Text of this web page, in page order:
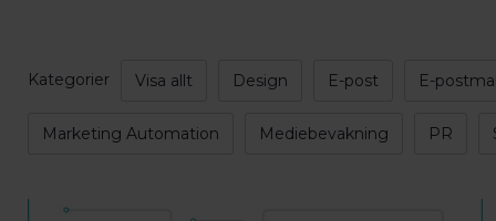
Kategorier Visa allt Design E-post E-
Marketing Automation Mediebevakning PR